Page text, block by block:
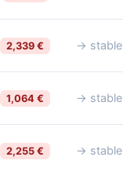
2,339 € → stable
1,064 € → stable
2,255 € → stable